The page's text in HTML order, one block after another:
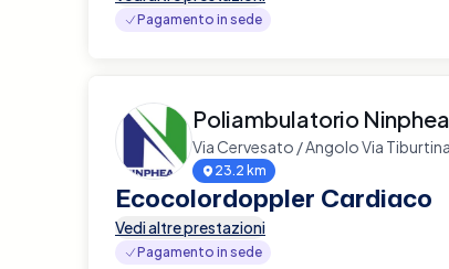
Pagamento in sede
Poliambulatorio Ninphea
Via Cervesato / Angolo Via
23.2 km
Ecocolordoppler Cardiaco
Vedi altre prestazioni
Pagamento in sede